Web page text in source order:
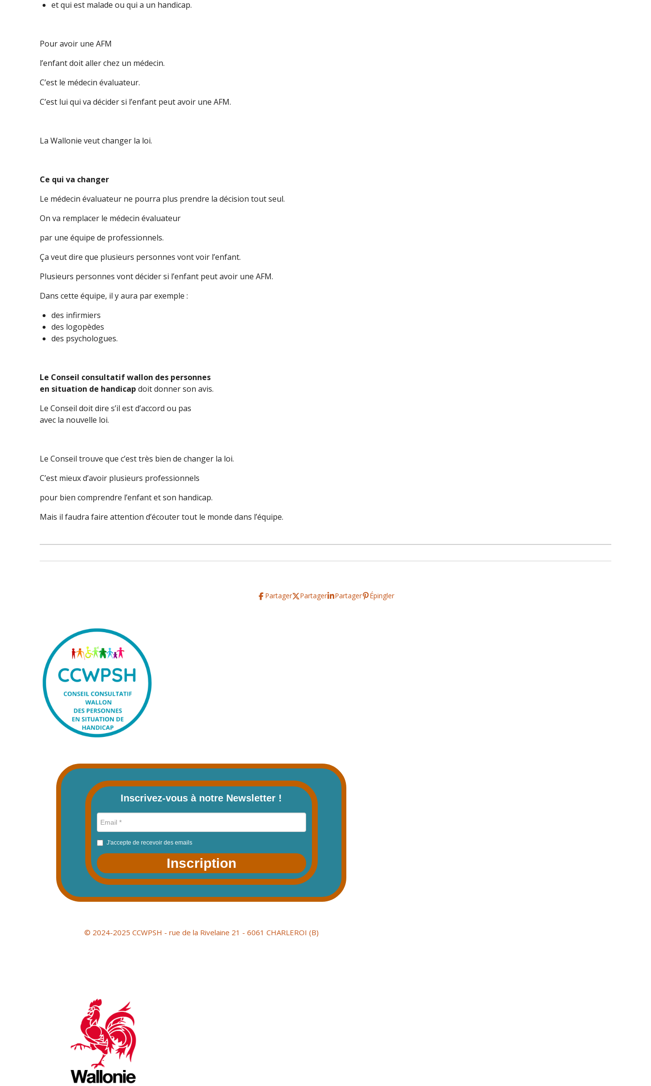
et qui est malade ou qui a un handicap.
Pour avoir une AFM
l’enfant doit aller chez un médecin.
C’est le médecin évaluateur.
C’est lui qui va décider si l’enfant peut avoir une AFM.
La Wallonie veut changer la loi.
Ce qui va changer
Le médecin évaluateur ne pourra plus prendre la décision tout seul.
On va remplacer le médecin évaluateur
par une équipe de professionnels.
Ça veut dire que plusieurs personnes vont voir l’enfant.
Plusieurs personnes vont décider si l’enfant peut avoir une AFM.
Dans cette équipe, il y aura par exemple :
des infirmiers
des logopèdes
des psychologues.
Le Conseil consultatif wallon des personnes
en situation de handicap doit donner son avis.
Le Conseil doit dire s’il est d’accord ou pas
avec la nouvelle loi.
Le Conseil trouve que c’est très bien de changer la loi.
C’est mieux d’avoir plusieurs professionnels
pour bien comprendre l’enfant et son handicap.
Mais il faudra faire attention d’écouter tout le monde dans l’équipe.
Partager Partager Partager Épingler
Inscrivez-vous à notre Newsletter !
J'accepte de recevoir des emails
Inscription
© 2024-2025 CCWPSH - rue de la Rivelaine 21 - 6061 CHARLEROI (B)